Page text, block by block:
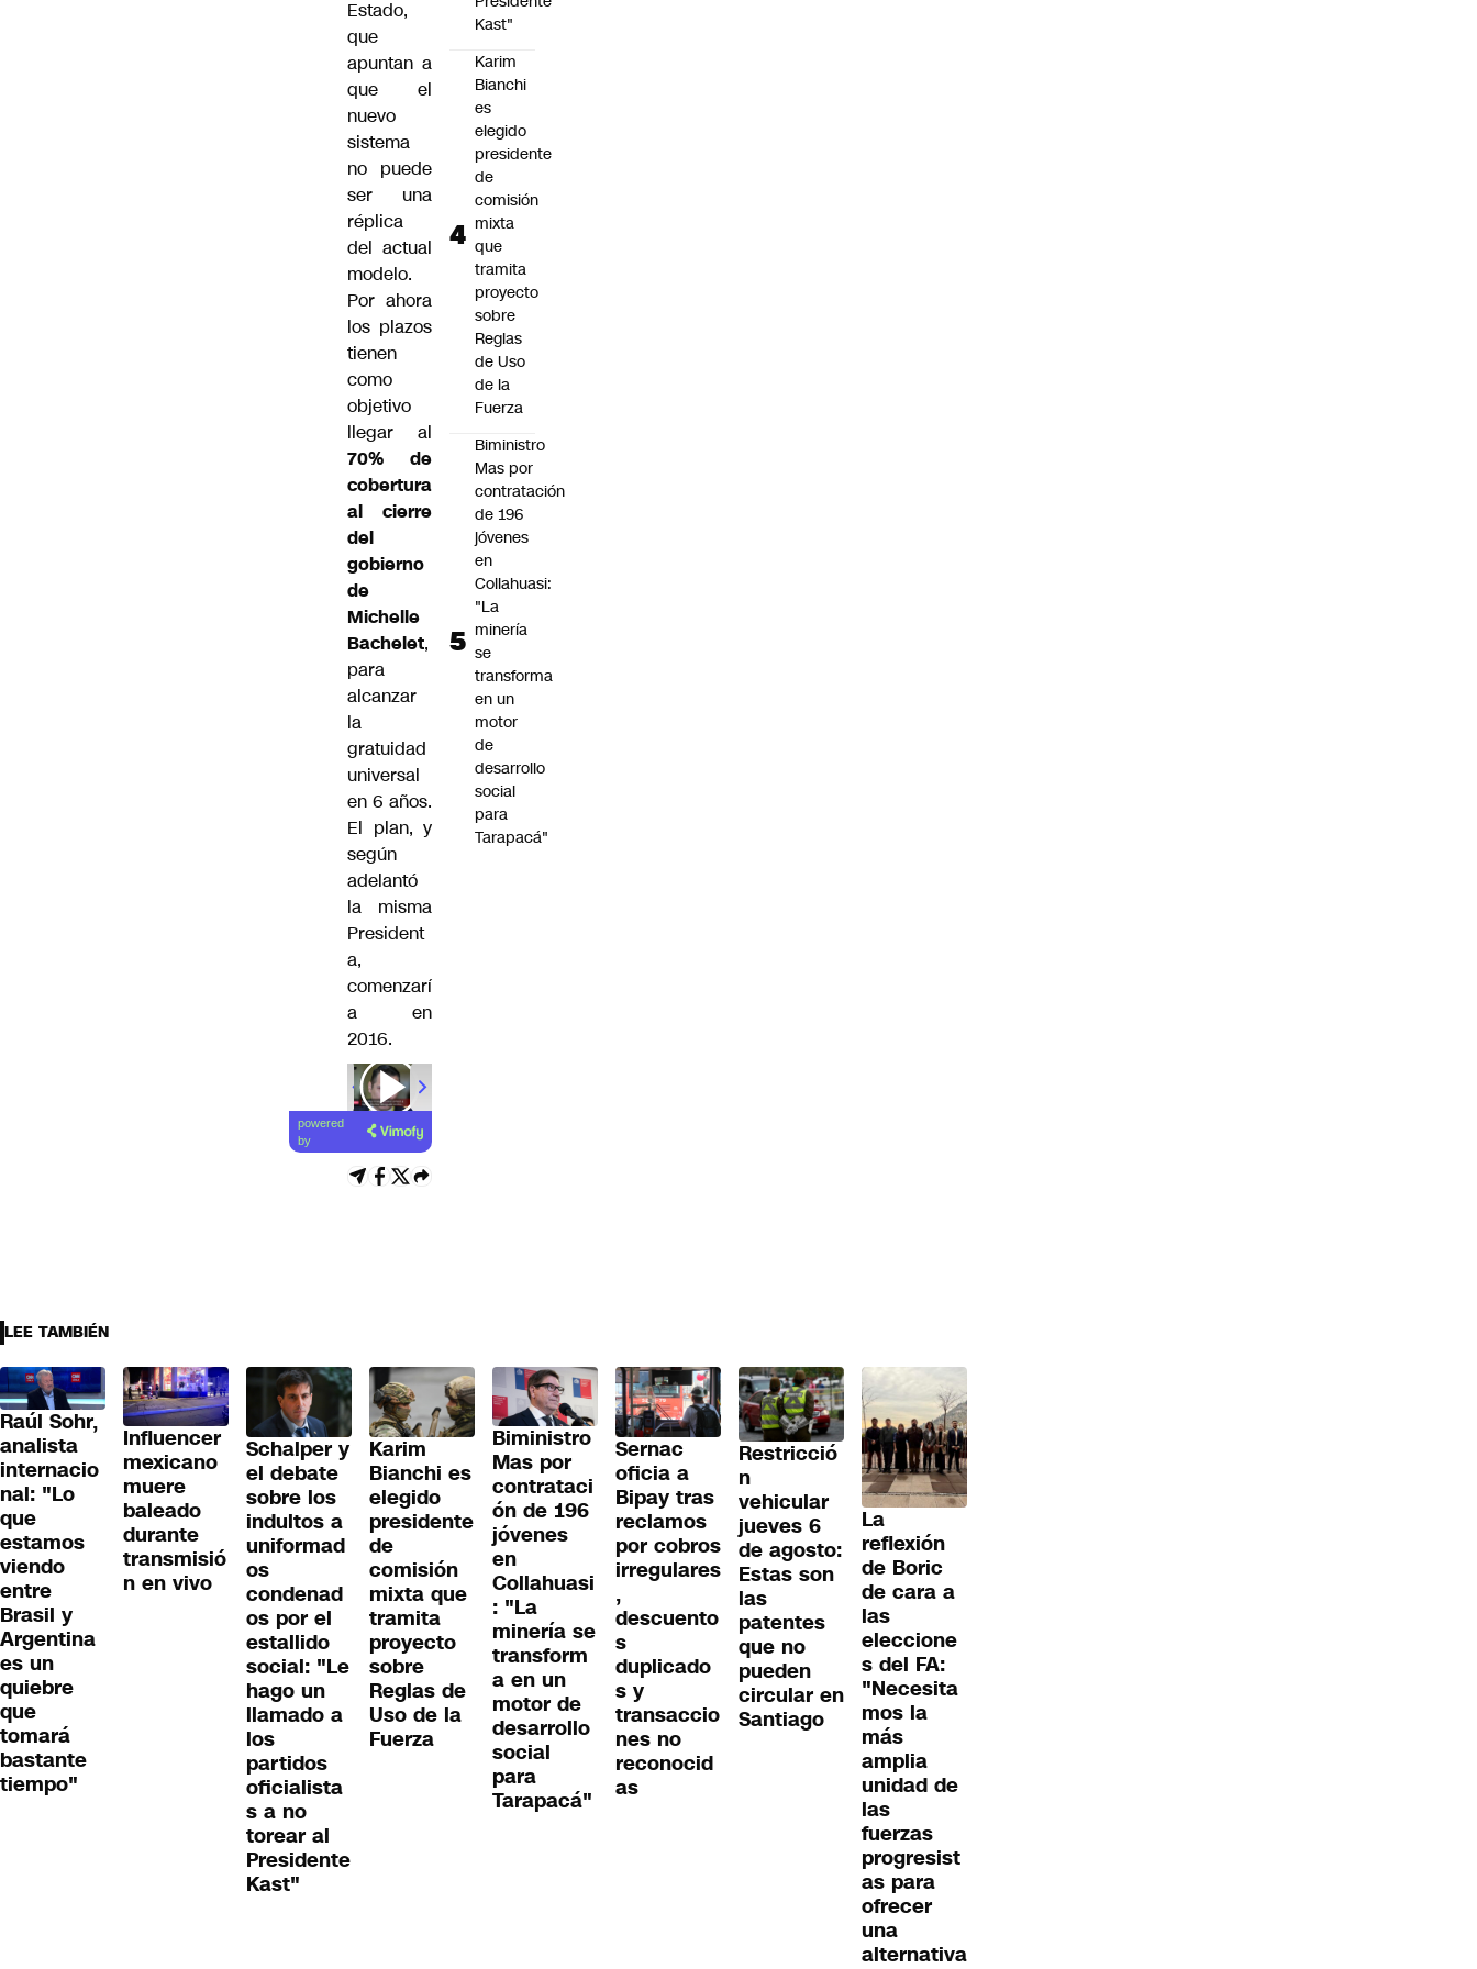
Estado,
que
apuntan a
que el
nuevo
sistema
no puede
ser una
réplica
del actual
modelo.
Por ahora
los plazos
tienen
como
objetivo
llegar al
70% de
cobertura
al cierre
del
gobierno
de
Michelle
Bachelet,
para
alcanzar
la
gratuidad
universal
en 6 años.
El plan, y
según
adelantó
la misma
President
a,
comenzarí
a en
2016.
powered
by
Kast"
Karim
Bianchi
es
elegido
presidente
de
comisión
mixta
que
tramita
proyecto
sobre
Reglas
de Uso
de la
Fuerza
Biministro
Mas por
contratación
de 196
jóvenes
en
Collahuasi:
"La
minería
se
transforma
en un
motor
de
desarrollo
social
para
Tarapacá"
LEE TAMBIÉN
Raúl Sohr,
analista
internacio
nal: "Lo
que
estamos
viendo
entre
Brasil y
Argentina
es un
quiebre
que
tomará
bastante
tiempo"
Influencer
mexicano
muere
baleado
durante
transmisió
n en vivo
Schalper y
el debate
sobre los
indultos a
uniformad
os
condenad
os por el
estallido
social: "Le
hago un
llamado a
los
partidos
oficialista
s a no
torear al
Presidente
Kast"
Karim
Bianchi es
elegido
presidente
de
comisión
mixta que
tramita
proyecto
sobre
Reglas de
Uso de la
Fuerza
Biministro
Mas por
contrataci
ón de 196
jóvenes
en
Collahuasi
: "La
minería se
transform
a en un
motor de
desarrollo
social
para
Tarapacá"
Sernac
oficia a
Bipay tras
reclamos
por cobros
irregulares
,
descuento
s
duplicado
s y
transaccio
nes no
reconocid
as
Restricció
n
vehicular
jueves 6
de agosto:
Estas son
las
patentes
que no
pueden
circular en
Santiago
La
reflexión
de Boric
de cara a
las
eleccione
s del FA:
"Necesita
mos la
más
amplia
unidad de
las
fuerzas
progresist
as para
ofrecer
una
alternativa